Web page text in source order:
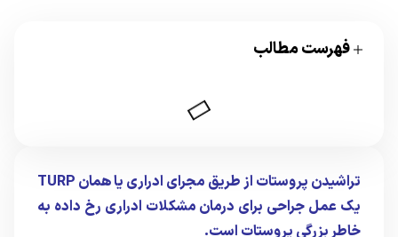
فهرست مطالب
تراشیدن پروستات از طریق مجرای ادراری یا همان TURP
یک عمل جراحی برای درمان مشکلات ادراری رخ داده به
خاطر بزرگی پروستات است.